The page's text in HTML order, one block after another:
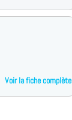
Voir la fiche complète